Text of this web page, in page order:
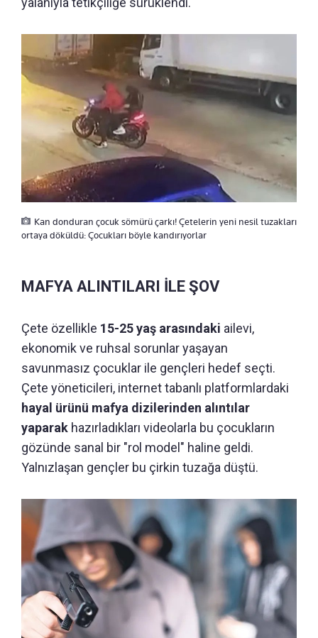
Kan donduran çocuk sömürü çarkı! Çetelerin yeni nesil tuzakları
ortaya döküldü: Çocukları böyle kandırıyorlar
MAFYA ALINTILARI İLE ŞOV
Çete özellikle 15-25 yaş arasındaki ailevi,
ekonomik ve ruhsal sorunlar yaşayan
savunmasız çocuklar ile gençleri hedef seçti.
Çete yöneticileri, internet tabanlı platformlardaki
hayal ürünü mafya dizilerinden alıntılar
yaparak hazırladıkları videolarla bu çocukların
gözünde sanal bir "rol model" haline geldi.
Yalnızlaşan gençler bu çirkin tuzağa düştü.